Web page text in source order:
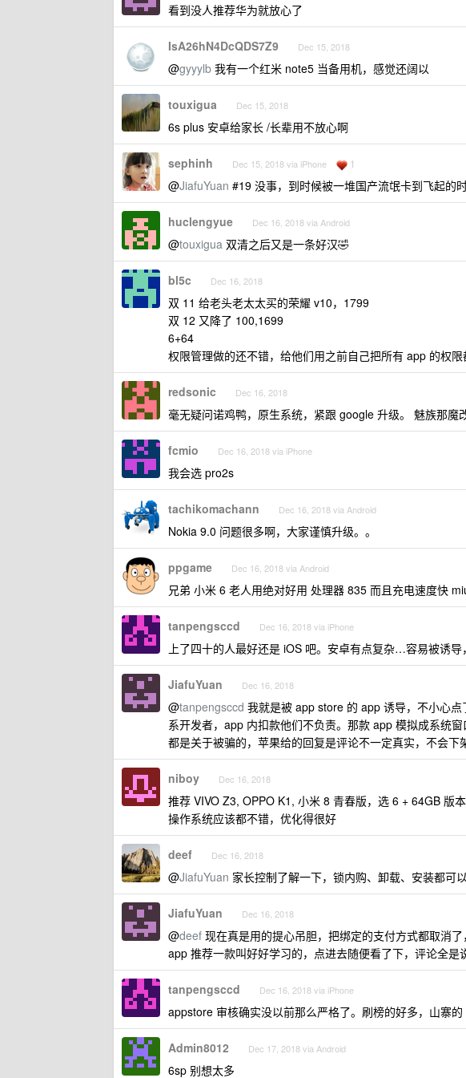
看到没人推荐华为就放心了
IsA26hN4DcQDS7Z9 Dec 15, 2018
@gyyylb 我有一个红米 note5 当备用机，感觉还阔以
touxigua Dec 15, 2018
6s plus 安卓给家长 /长辈用不放心啊
sephinh Dec 15, 2018 via iPhone 1
@JiafuYuan #19 没事，到时候被一堆国产流氓卡到飞起的
huclengyue Dec 16, 2018 via Android
@touxigua 双清之后又是一条好汉🤣
bl5c Dec 16, 2018
双 11 给老头老太太买的荣耀 v10，1799
双 12 又降了 100,1699
6+64
权限管理做的还不错，给他们用之前自己把所有 app 的权
redsonic Dec 16, 2018
毫无疑问诺鸡鸭，原生系统，紧跟 google 升级。 魅族那魔
fcmio Dec 16, 2018 via iPhone
我会选 pro2s
tachikomachann Dec 16, 2018 via Android
Nokia 9.0 问题很多啊，大家谨慎升级。。
ppgame Dec 16, 2018 via Android
兄弟 小米 6 老人用绝对好用 处理器 835 而且充电速度快
tanpengsccd Dec 16, 2018 via iPhone
上了四十的人最好还是 iOS 吧。安卓有点复杂…容易被诱
JiafuYuan Dec 16, 2018
@tanpengsccd 我就是被 app store 的 app 诱导，不小心
系开发者，app 内扣款他们不负责。那款 app 模拟成系统
都是关于被骗的，苹果给的回复是评论不一定真实，不会下
niboy Dec 16, 2018
推荐 VIVO Z3, OPPO K1, 小米 8 青春版，选 6 + 64GB 版
操作系统应该都不错，优化得很好
deef Dec 16, 2018
@JiafuYuan 家长控制了解一下，锁内购、卸载、安装都可以
JiafuYuan Dec 16, 2018
@deef 现在真是用的提心吊胆，把绑定的支付方式都取消
app 推荐一款叫好好学习的，点进去随便看了下，评论全是
tanpengsccd Dec 16, 2018 via iPhone
appstore 审核确实没以前那么严格了。刷榜的好多，山寨的
Admin8012 Dec 17, 2018 via Android
6sp 别想太多